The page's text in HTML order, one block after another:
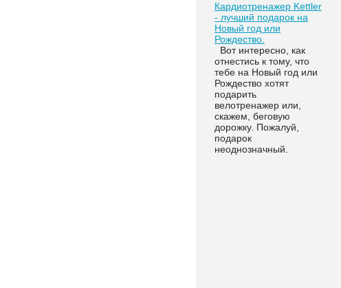
Кардиотренажер Kettler
- лучший подарок на
Новый год или
Рождество.
Вот интересно, как
отнестись к тому, что
тебе на Новый год или
Рождество хотят
подарить
велотренажер или,
скажем, беговую
дорожку. Пожалуй,
подарок
неоднозначный.